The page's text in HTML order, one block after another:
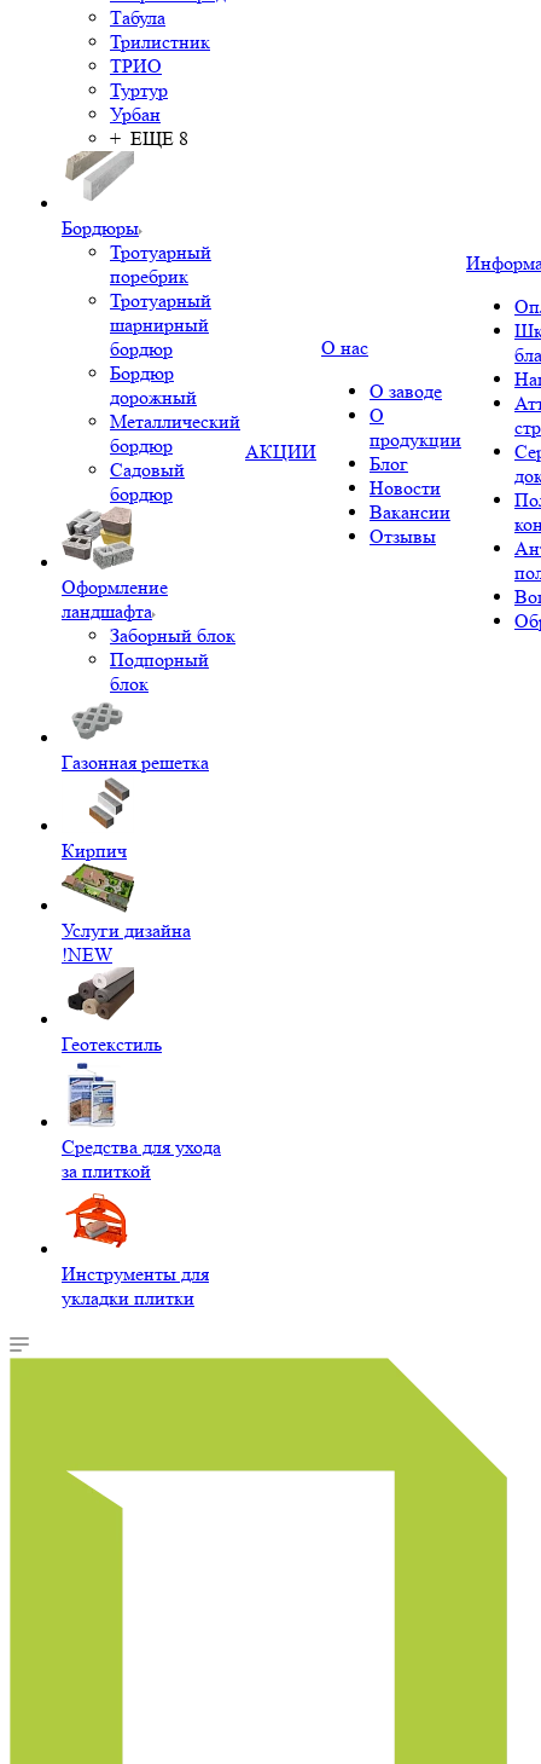
Табула
Трилистник
ТРИО
Туртур
Урбан
+ ЕЩЕ 8
Бордюры
Тротуарный
поребрик
Тротуарный
шарнирный
бордюр
Бордюр
дорожный
Металлический
бордюр
Садовый
бордюр
Оформление
ландшафта
Заборный блок
Подпорный
блок
Газонная решетка
Кирпич
Услуги дизайна
!NEW
Геотекстиль
Средства для ухода
за плиткой
Инструменты для
укладки плитки
АКЦИИ
О нас
О заводе
О
продукции
Блог
Новости
Вакансии
Отзывы